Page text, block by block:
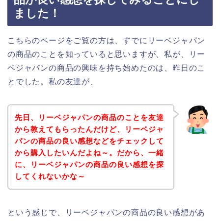
ました！
こちらのページをご覧の方は、すでにリーベジャパン
の商品のことを知っていると思いますが、私が、リー
ベジャパンの商品の興味を持ち始めたのは、昨日のこ
とでした。私の友達が、
先日、リーベジャパンの商品のことを友達
から教えてもらったんだけど、リーベジャ
パンの商品の良い感想などをチェックして
から購入したいんだよね～。だから、一緒
に、リーベジャパンの商品の良い感想を探
してくれないかな～
という感じで、リーベジャパンの商品の良い感想があ